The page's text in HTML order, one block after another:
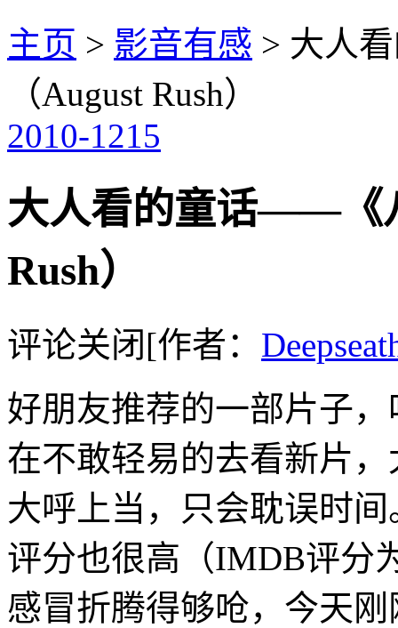
主页 > 影音有感 > 大人
（August Rush）
2010-1215
大人看的童话——《
Rush）
评论关闭[作者：
好朋友推荐的一部片子
在不敢轻易的去看新片
大呼上当，只会耽误时
评分也很高（IMDB评分
感冒折腾得够呛，今天